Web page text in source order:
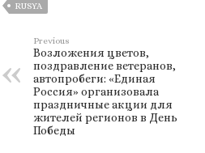
RUSYA
Previous
Возложения цветов,
поздравление ветеранов,
автопробеги: «Единая
Россия» организовала
праздничные акции для
жителей регионов в День
Победы